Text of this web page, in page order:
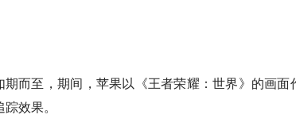
而至，期间，苹果以《王者荣耀：世界》的画面
效果。